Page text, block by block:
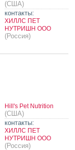
(США)
контакты:
ХИЛЛС ПЕТ
НУТРИШН ООО
(Россия)
Hill's Pet Nutrition
(США)
контакты:
ХИЛЛС ПЕТ
НУТРИШН ООО
(Россия)